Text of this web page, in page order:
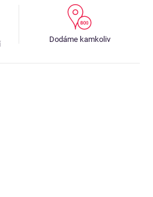
Dodáme kamkoliv